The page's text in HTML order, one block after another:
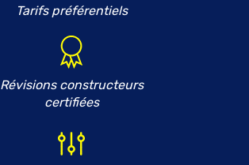
Tarifs préférentiels
Révisions constructeurs
certifiées